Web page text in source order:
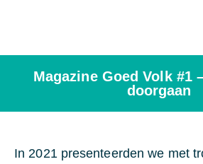
Magazine Goed Volk #1
doorgaan
In 2021 presenteerden we met